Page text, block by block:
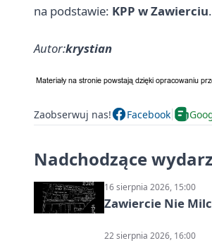
na podstawie: KPP w Zawierciu.
Autor:krystian
Zaobserwuj nas! Facebook
Nadchodzące
16 sierpnia 2026, 15:00
Zawiercie Nie
22 sierpnia 2026, 16:00